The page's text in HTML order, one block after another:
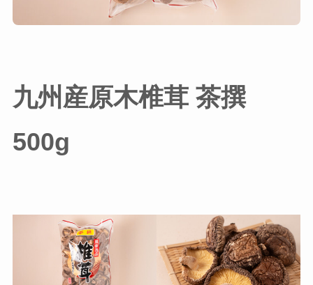
九州産原木椎茸 茶撰
500g